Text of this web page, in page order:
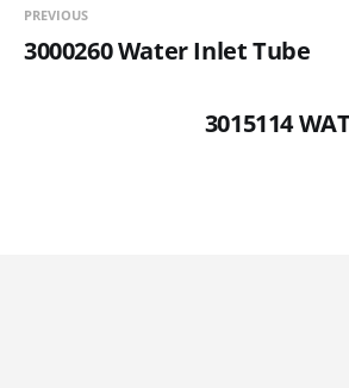
PREVIOUS
3000260 Water Inlet Tube
3015114